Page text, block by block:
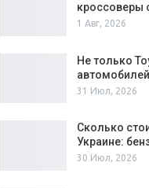
кроссоверы
1 Авг, 2026
Не только
31 Июл, 2026
Сколько
Украине:
30 Июл, 2026